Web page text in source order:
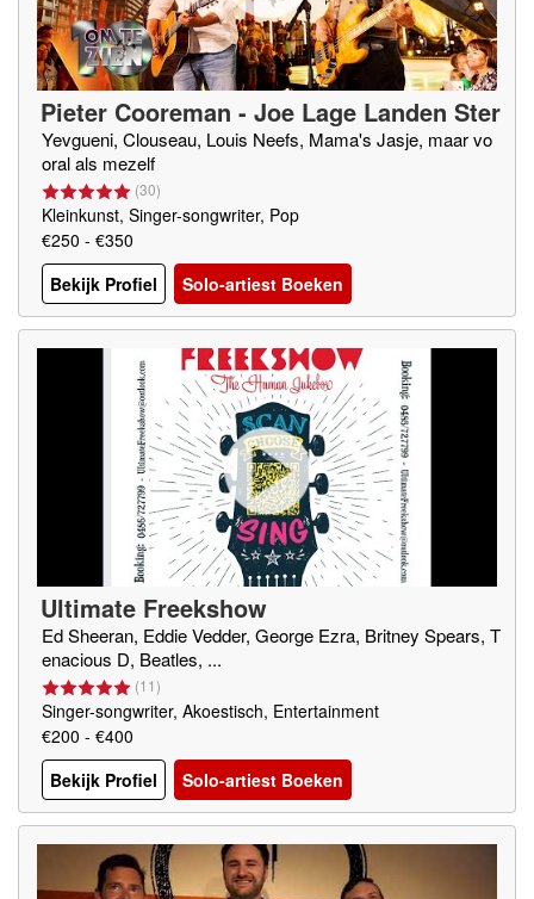
Pieter Cooreman - Joe Lage Landen Ster
Yevgueni, Clouseau, Louis Neefs, Mama's Jasje, maar vo
oral als mezelf
(30)
Kleinkunst, Singer-songwriter, Pop
€250 - €350
Bekijk Profiel
Solo-artiest Boeken
Ultimate Freekshow
Ed Sheeran, Eddie Vedder, George Ezra, Britney Spears, T
enacious D, Beatles, ...
(11)
Singer-songwriter, Akoestisch, Entertainment
€200 - €400
Bekijk Profiel
Solo-artiest Boeken